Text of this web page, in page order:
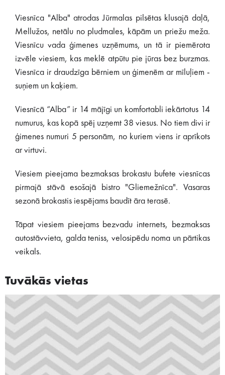
Viesnīca "Alba" atrodas Jūrmalas pilsētas klusajā daļā,
Mellužos, netālu no pludmales, kāpām un priežu meža.
Viesnīcu vada ģimenes uzņēmums, un tā ir piemērota
izvēle viesiem, kas meklē atpūtu pie jūras bez burzmas.
Viesnīca ir draudzīga bērniem un ģimenēm ar mīluļiem -
suņiem un kaķiem.
Viesnīcā “Alba” ir 14 mājīgi un komfortabli iekārtotus 14
numurus, kas kopā spēj uzņemt 38 viesus. No tiem divi ir
ģimenes numuri 5 personām, no kuriem viens ir aprīkots
ar virtuvi.
Viesiem pieejama bezmaksas brokastu bufete viesnīcas
pirmajā stāvā esošajā bistro "Gliemežnīca". Vasaras
sezonā brokastis iespējams baudīt āra terasē.
Tāpat viesiem pieejams bezvadu internets, bezmaksas
autostāvvieta, galda teniss, velosipēdu noma un pārtikas
veikals.
Tuvākās vietas